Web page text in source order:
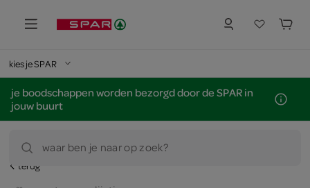
kies je SPAR
je boodschappen worden bezorgd door de SPAR in
jouw buurt
waar ben je naar op zoek?
terug